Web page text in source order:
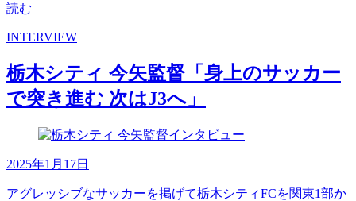
読む
INTERVIEW
栃木シティ 今矢監督「身上のサッカー
で突き進む 次はJ3へ」
2025年1月17日
アグレッシブなサッカーを掲げて栃木シティFCを関東1部か